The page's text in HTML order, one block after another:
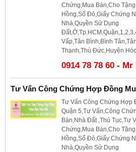
Chứng,Mua Bán,Cho
Hồng,Sổ Đỏ,Giấy Chứng
Nhà,Quyền Sử Dụng
Vấp,Tân Bình,Bình
Thạnh,Thủ Đức,Huyện Hóc
0914 78 78 60 -
Tư Vấn Công Chứng Hợp Đồng
Tư Vấn Công Chứng Hợp
Quận 5,Tư Vấn,Công
Bán,Nhà Đất ,Thủ Tục,Tư
Chứng,Mua Bán,Cho
Hồng,Sổ Đỏ,Giấy Chứng
Nhà,Quyền Sử Dụng